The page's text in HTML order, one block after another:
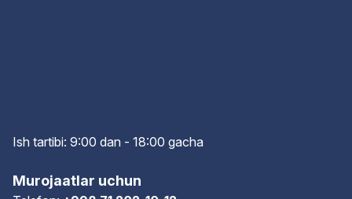
Ish tartibi: 9:00 dan - 18:00 gacha
Murojaatlar uchun